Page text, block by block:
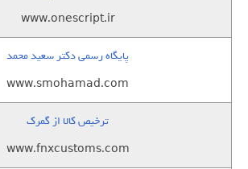
www.onescript.ir
پایگاه رسمی دکتر سعید محمد
www.smohamad.com
ترخیص کالا از گمرک
www.fnxcustoms.com